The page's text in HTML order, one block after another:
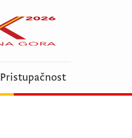
Pristupačnost